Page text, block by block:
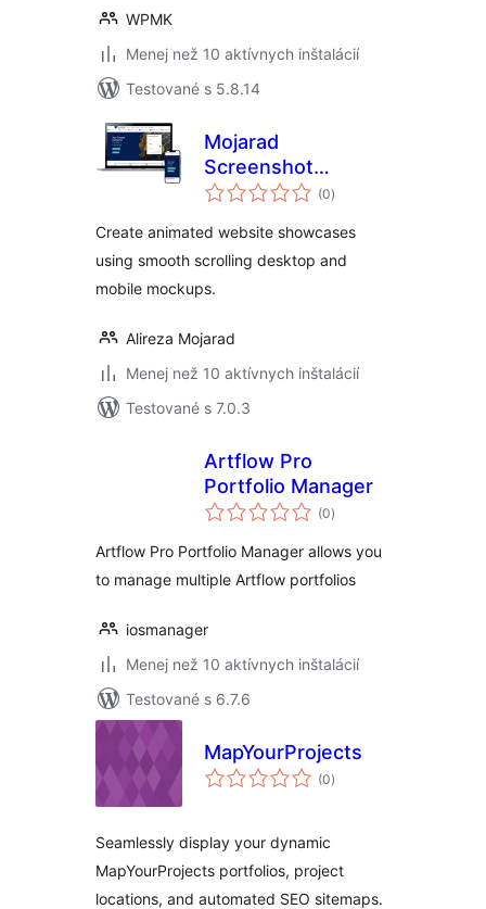
WPMK
Menej než 10 aktívnych inštalácií
Testované s 5.8.14
Mojarad
Screenshot
Mockup Carousel
(0celkové
hodnotenie
)
Create animated website showcases
using smooth scrolling desktop and
mobile mockups.
Alireza Mojarad
Menej než 10 aktívnych inštalácií
Testované s 7.0.3
Artflow Pro
Portfolio Manager
(0celkové
hodnotenie
)
Artflow Pro Portfolio Manager allows you
to manage multiple Artflow portfolios
iosmanager
Menej než 10 aktívnych inštalácií
Testované s 6.7.6
MapYourProjects
(0celkové
hodnotenie
)
Seamlessly display your dynamic
MapYourProjects portfolios, project
locations, and automated SEO sitemaps.